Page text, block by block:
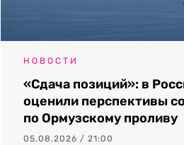
НОВОСТИ
«Сдача позиций»: в
оценили перспективы
по Ормузскому проливу
05.08.2026 / 21:00